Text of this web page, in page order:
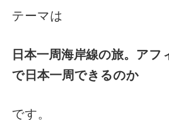
テーマは
日本一周海岸線の旅。アフ
で日本一周できるのか
です。